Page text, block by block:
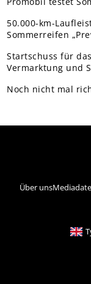
50.000-km-
Sommerreifen
Startschuss für
Vermarktung und
Noch nicht mal
Über uns